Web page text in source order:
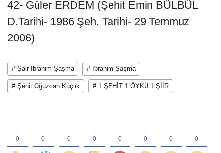
42- Güler ERDEM (Şehit Emin BÜLBÜL
D.Tarihi- 1986 Şeh. Tarihi- 29 Temmuz
2006)
# Şair İbrahim Şaşma # İbrahim Şaşma
# Şehit Oğuzcan Küçük # 1 ŞEHİT 1 ÖYKÜ 1 ŞİİR